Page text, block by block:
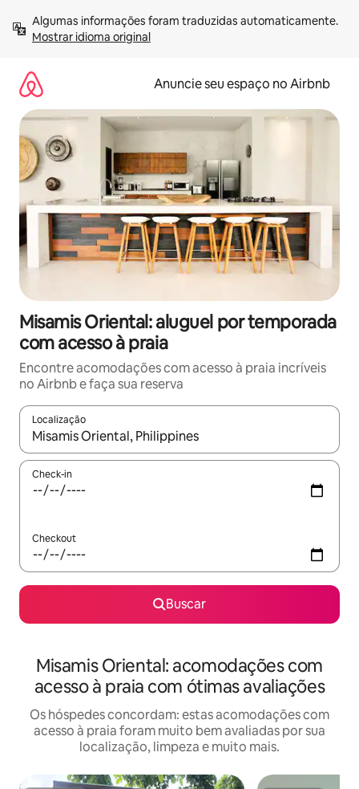
para
Mostrar idioma original
Anuncie seu espaço no Airbnb
Misamis Oriental: aluguel por temporada
com acesso à praia
Encontre acomodações com acesso à praia incríveis
no Airbnb e faça sua reserva
Localização
Quando os resultados estiverem disponíveis, explore-os
Check-in
Checkout
Buscar
Misamis Oriental: acomodações com
acesso à praia com ótimas avaliações
Os hóspedes concordam: estas acomodações com
acesso à praia foram muito bem avaliadas por sua
localização, limpeza e muito mais.